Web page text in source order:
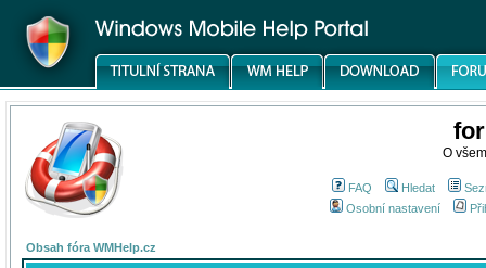
O
FAQ Hledat
Osobní nastavení
Obsah fóra WMHelp.cz